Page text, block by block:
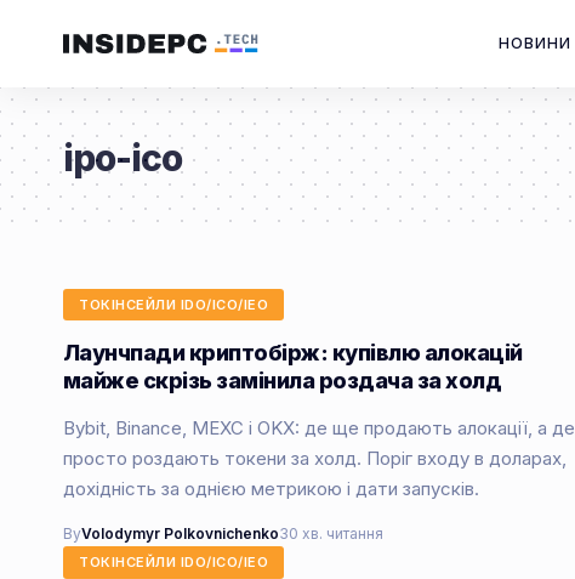
НОВИНИ
ipo-ico
ТОКІНСЕЙЛИ IDO/ICO/IEO
Лаунчпади криптобірж: купівлю алокацій
майже скрізь замінила роздача за холд
Bybit, Binance, MEXC і OKX: де ще продають алокації, а де
просто роздають токени за холд. Поріг входу в доларах,
дохідність за однією метрикою і дати запусків.
ByVolodymyr Polkovnichenko30 хв. читання
ТОКІНСЕЙЛИ IDO/ICO/IEO